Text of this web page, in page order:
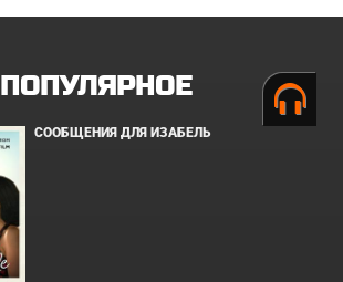
ПОПУЛЯРНОЕ
СООБЩЕНИЯ ДЛЯ ИЗАБЕЛЬ